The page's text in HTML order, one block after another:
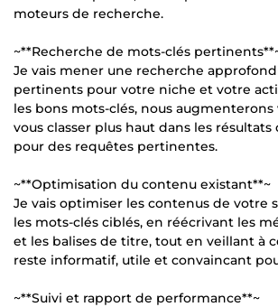
moteurs de recherche.
~**Recherche de mots-clés
Je vais mener une recherche
pertinents pour votre niche et votre
les bons mots-clés, nous augmenterons
vous classer plus haut dans les
pour des requêtes pertinentes.
~**Optimisation du contenu existant**~
Je vais optimiser les contenus de votre
les mots-clés ciblés, en réécrivant les
et les balises de titre, tout en veillant à
reste informatif, utile et convaincant
~**Suivi et rapport de performance**~